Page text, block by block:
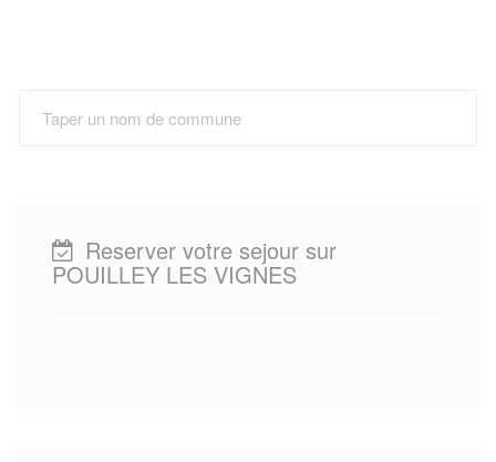
Reserver votre sejour sur
POUILLEY LES VIGNES